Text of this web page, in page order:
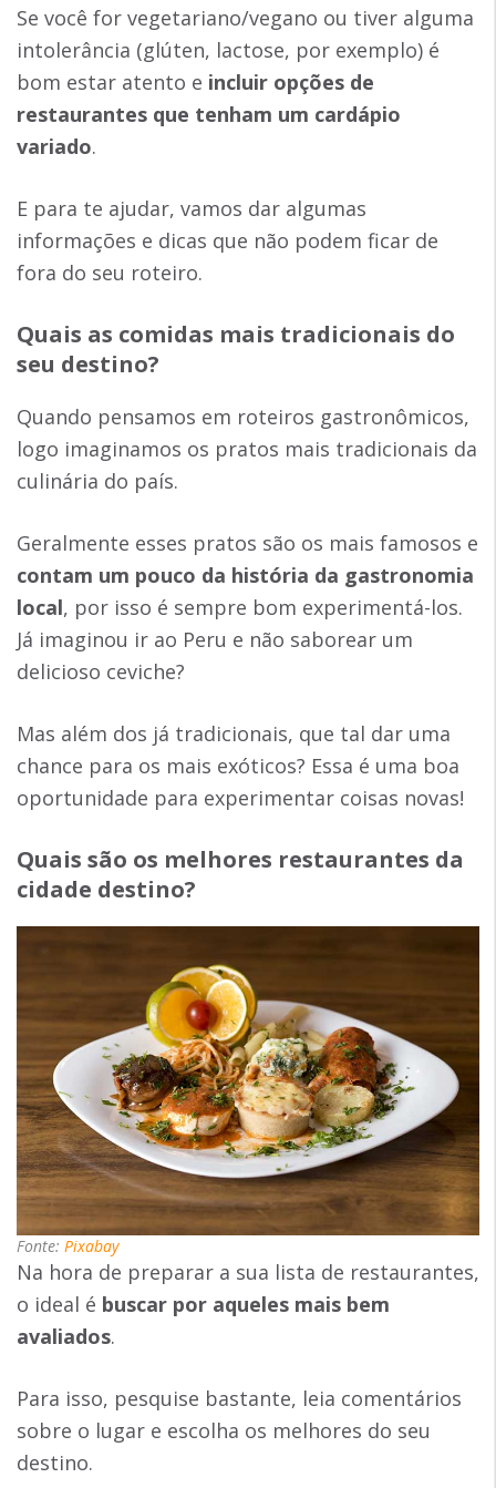
Se você for vegetariano/vegano ou tiver alguma
intolerância (glúten, lactose, por exemplo) é
bom estar atento e incluir opções de
restaurantes que tenham um cardápio
variado.
E para te ajudar, vamos dar algumas
informações e dicas que não podem ficar de
fora do seu roteiro.
Quais as comidas mais tradicionais do
seu destino?
Quando pensamos em roteiros gastronômicos,
logo imaginamos os pratos mais tradicionais da
culinária do país.
Geralmente esses pratos são os mais famosos e
contam um pouco da história da gastronomia
local, por isso é sempre bom experimentá-los.
Já imaginou ir ao Peru e não saborear um
delicioso ceviche?
Mas além dos já tradicionais, que tal dar uma
chance para os mais exóticos? Essa é uma boa
oportunidade para experimentar coisas novas!
Quais são os melhores restaurantes da
cidade destino?
Fonte: Pixabay
Na hora de preparar a sua lista de restaurantes,
o ideal é buscar por aqueles mais bem
avaliados.
Para isso, pesquise bastante, leia comentários
sobre o lugar e escolha os melhores do seu
destino.